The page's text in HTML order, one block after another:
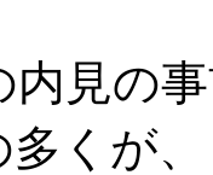
見の
くが